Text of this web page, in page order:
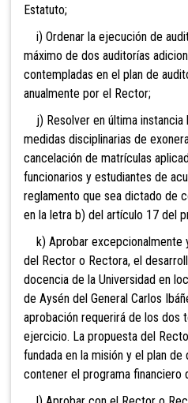
Estatuto;
i) Ordenar la ejecución de
máximo de dos auditorías
contempladas en el plan de
anualmente por el Rector;
j) Resolver en última instancia
medidas disciplinarias de
cancelación de matrículas
funcionarios y estudiantes de
reglamento que sea dictado de
en la letra b) del artículo 17 del
k) Aprobar excepcionalmente
del Rector o Rectora, el
docencia de la Universidad en
de Aysén del General Carlos
aprobación requerirá de los dos
ejercicio. La propuesta del
fundada en la misión y el plan
contener el programa financiero